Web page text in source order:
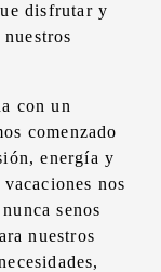
disfrutar y
con un
comenzado
energía y
nos
senos
nuestros